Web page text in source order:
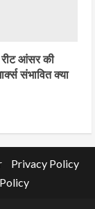
आंसर की
संभावित क्या
Privacy Policy